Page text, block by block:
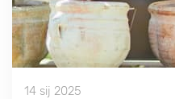
14 sij 2025